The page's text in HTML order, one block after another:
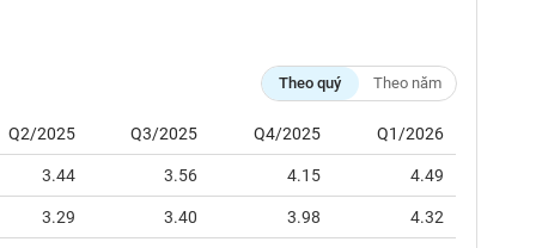
Theo quý Theo năm
Q2/2025 Q3/2025 Q4/2025 Q1/2026
3.44 3.56 4.15 4.49
3.29 3.40 3.98 4.32